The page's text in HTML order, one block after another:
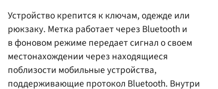
Устройство крепится к ключам, одежде или
рюкзаку. Метка работает через Bluetooth и
в фоновом режиме передает сигнал о своем
местонахождении через находящиеся
поблизости мобильные устройства,
поддерживающие протокол Bluetooth. Внутри